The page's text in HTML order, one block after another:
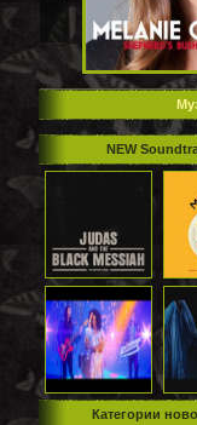
NEW
Категории